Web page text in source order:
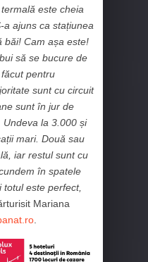
termală este cheia
a ajuns ca stațiunea
băi! Cam așa este!
să se bucure de
pentru
sunt cu circuit
sunt în jur de
la 3.000 și
mari. Două sau
iar restul sunt cu
în spatele
este perfect,
Mariana